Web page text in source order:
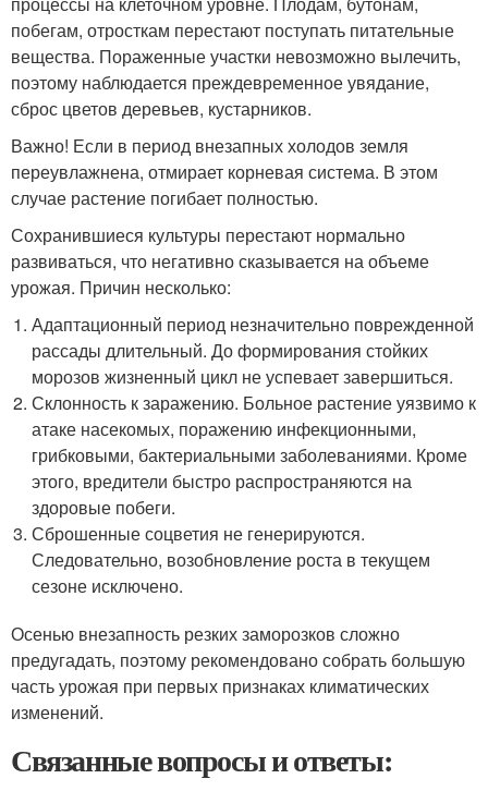
побегам, отросткам перестают поступать питательные
вещества. Пораженные участки невозможно вылечить,
поэтому наблюдается преждевременное увядание,
сброс цветов деревьев, кустарников.
Важно! Если в период внезапных холодов земля
переувлажнена, отмирает корневая система. В этом
случае растение погибает полностью.
Сохранившиеся культуры перестают нормально
развиваться, что негативно сказывается на объеме
урожая. Причин несколько:
Адаптационный период незначительно поврежденной
рассады длительный. До формирования стойких
морозов жизненный цикл не успевает завершиться.
Склонность к заражению. Больное растение уязвимо к
атаке насекомых, поражению инфекционными,
грибковыми, бактериальными заболеваниями. Кроме
этого, вредители быстро распространяются на
здоровые побеги.
Сброшенные соцветия не генерируются.
Следовательно, возобновление роста в текущем
сезоне исключено.
Осенью внезапность резких заморозков сложно
предугадать, поэтому рекомендовано собрать большую
часть урожая при первых признаках климатических
изменений.
Связанные вопросы и ответы: